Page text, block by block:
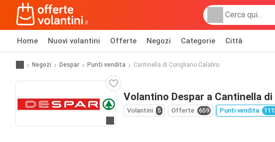
Home Nuovi volantini Offerte Negozi Categorie Città
Negozi Despar Punti vendita Cantinella di Corigliano Calabro
Volantino Despar a Cantinella
Volantini 5 Offerte 659 Punti vendita